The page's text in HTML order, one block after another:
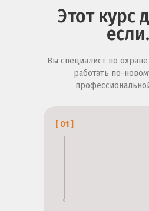
Этот курс
Вы специалист по
работать по-
[ 01 ]